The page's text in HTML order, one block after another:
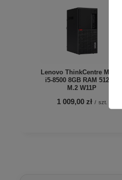
Lenovo ThinkCentre M920T
i5-8500 8GB RAM 512GB
M.2 W11P
1 009,00 zł / szt.